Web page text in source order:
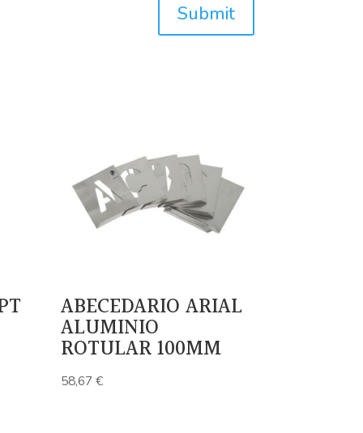
Submit
ABECEDARIO ARIAL
ALUMINIO
ROTULAR 100MM
58,67€